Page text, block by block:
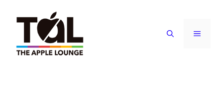
contenuto
MENU